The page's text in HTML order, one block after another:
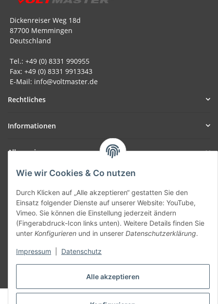
Alle akzeptieren
Wie wir Cookies & Co nutzen
Durch Klicken auf „Alle akzeptieren“ gestatten Sie den
Einsatz folgender Dienste auf unserer Website: YouTube,
Vimeo. Sie können die Einstellung jederzeit ändern
(Fingerabdruck-Icon links unten). Weitere Details finden Sie
unter Konfigurieren und in unserer Datenschutzerklärung.
Impressum Datenschutz
Dickenreiser Weg 18d
87700 Memmingen
Deutschland
Tel.: +49 (0) 8331 990955
Fax: +49 (0) 8331 9913343
E-Mail: info@voltmaster.de
Rechtliches
Informationen
Allgemein
Teil unseres Netzwerks:
SmoliTec - Safety. Simplified. Worldwide. ( B2B Shop )
Vertrag widerrufen
* Alle Preise inkl. gesetzlicher USt., zzgl.Versand
© voltmaster.de